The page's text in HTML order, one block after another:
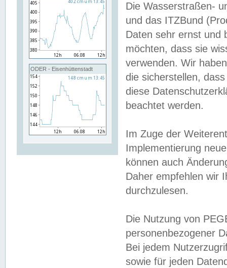
ODER - Eisenhüttenstadt
Die Wasserstraßen-
und das ITZBund
Daten sehr ernst und
möchten, dass sie
verwenden. Wir
die sicherstellen,
diese
beachtet werden.
Im Zuge der
Implementierung
können auch
Daher empfehlen wir
durchzulesen.
Die Nutzung von
personenbezogener
Bei jedem
sowie für jeden